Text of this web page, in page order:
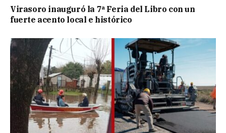
Virasoro inauguró la 7ª Feria del Libro con un
fuerte acento local e histórico